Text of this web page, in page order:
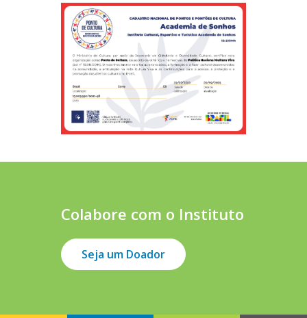
Colabore com o Instituto
Seja um Doador